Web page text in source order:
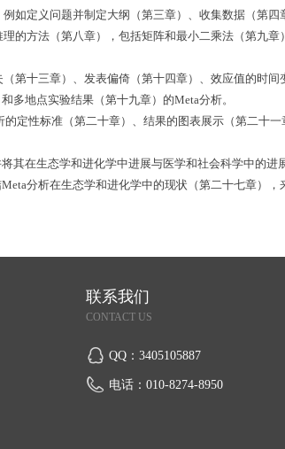
如定义问题并制定大纲（第三章）、收集数据（第
的方法（第八章），包括矩阵和最小二乘法（第九
第十三章）、发表偏倚（第十四章）、效应值的时
多地点实验结果（第十九章）的Meta分析。
定性标准（第二十章）、结果的图表展示（第二十
其在生态学和进化学中进展与医学和社会科学中的
分析在生态学和进化学中的现状（第二十七章）
联系我们
CONTACT US
QQ： 3405105887
电话： 010-8274-8950